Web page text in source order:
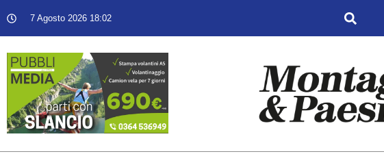
7 Agosto 2026 18:02